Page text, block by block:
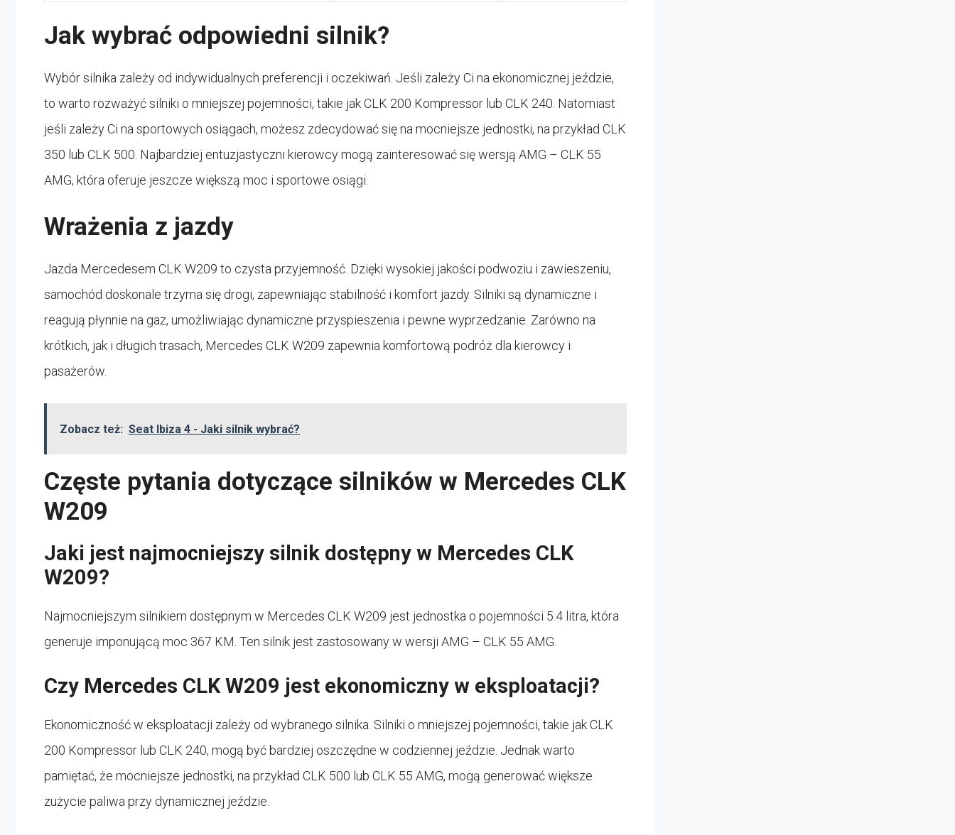
Jak wybrać odpowiedni silnik?
Wybór silnika zależy od indywidualnych preferencji i oczekiwań. Jeśli zależy Ci na ekonomicznej jeździe,
to warto rozważyć silniki o mniejszej pojemności, takie jak CLK 200 Kompressor lub CLK 240. Natomiast
jeśli zależy Ci na sportowych osiągach, możesz zdecydować się na mocniejsze jednostki, na przykład CLK
350 lub CLK 500. Najbardziej entuzjastyczni kierowcy mogą zainteresować się wersją AMG – CLK 55
AMG, która oferuje jeszcze większą moc i sportowe osiągi.
Wrażenia z jazdy
Jazda Mercedesem CLK W209 to czysta przyjemność. Dzięki wysokiej jakości podwoziu i zawieszeniu,
samochód doskonale trzyma się drogi, zapewniając stabilność i komfort jazdy. Silniki są dynamiczne i
reagują płynnie na gaz, umożliwiając dynamiczne przyspieszenia i pewne wyprzedzanie. Zarówno na
krótkich, jak i długich trasach, Mercedes CLK W209 zapewnia komfortową podróż dla kierowcy i
pasażerów.
Zobacz też: Seat Ibiza 4 - Jaki silnik wybrać?
Częste pytania dotyczące silników w Mercedes CLK
W209
Jaki jest najmocniejszy silnik dostępny w Mercedes CLK
W209?
Najmocniejszym silnikiem dostępnym w Mercedes CLK W209 jest jednostka o pojemności 5.4 litra, która
generuje imponującą moc 367 KM. Ten silnik jest zastosowany w wersji AMG – CLK 55 AMG.
Czy Mercedes CLK W209 jest ekonomiczny w eksploatacji?
Ekonomiczność w eksploatacji zależy od wybranego silnika. Silniki o mniejszej pojemności, takie jak CLK
200 Kompressor lub CLK 240, mogą być bardziej oszczędne w codziennej jeździe. Jednak warto
pamiętać, że mocniejsze jednostki, na przykład CLK 500 lub CLK 55 AMG, mogą generować większe
zużycie paliwa przy dynamicznej jeździe.